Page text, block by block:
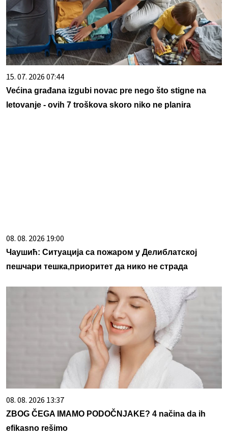
15. 07. 2026 07:44
Većina građana izgubi novac pre nego što stigne na
letovanje - ovih 7 troškova skoro niko ne planira
08. 08. 2026 19:00
Чаушић: Ситуација са пожаром у Делиблатској
пешчари тешка,приоритет да нико не страда
08. 08. 2026 13:37
ZBOG ČEGA IMAMO PODOČNJAKE? 4 načina da ih
efikasno rešimo